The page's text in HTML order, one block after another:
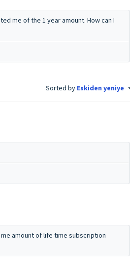
me of the 1 year amount. How can I
Sorted by Eskiden yeniye
amount of life time subscription